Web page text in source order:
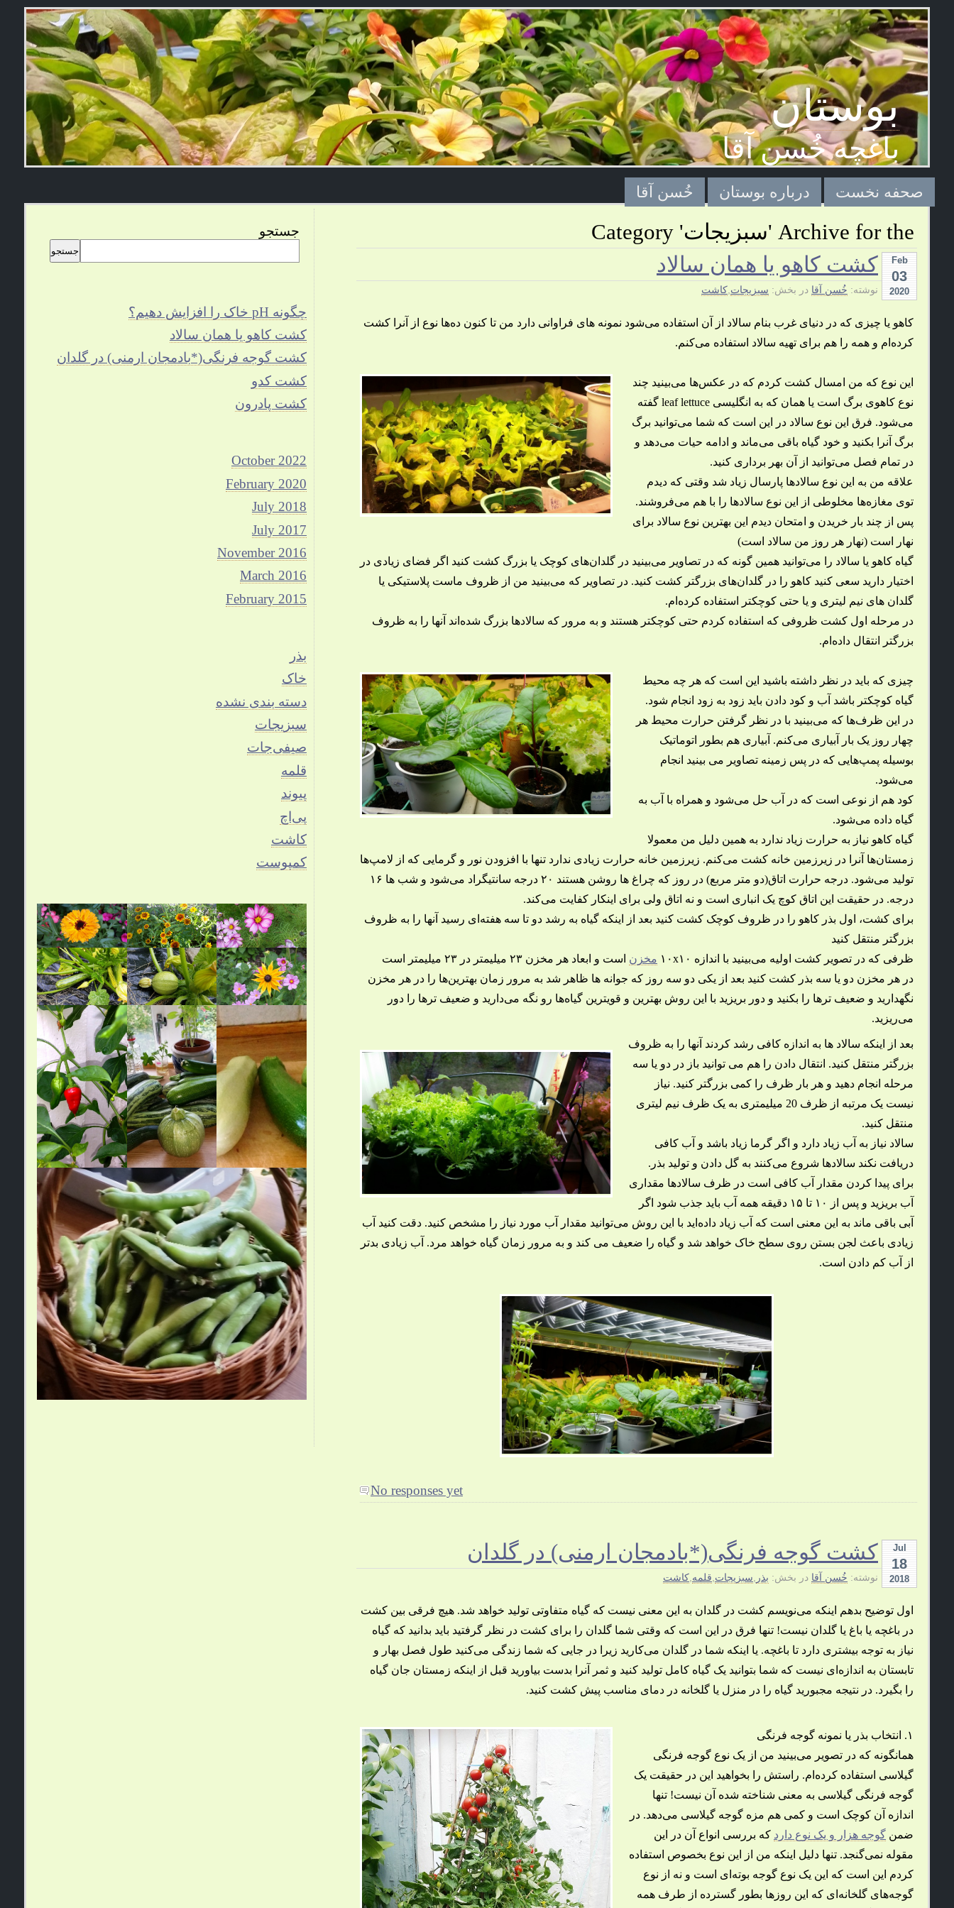
بوستان
باغچه خُسن آقا
صحفه نخست درباره بوستان خُسن آقا
Archive for the 'سبزیجات' Category
Feb
03
2020
کشت کاهو یا همان سالاد
نوشته: خُسن آقا در بخش: سبزیجات کاشت
کاهو یا چیزی که در دنیای غرب بنام سالاد از آن استفاده می‌شود نمونه های فراوانی دارد من تا کنون ده‌ها نوع از آنرا کشت
کرده‌ام و همه را هم برای تهیه سالاد استفاده می‌کنم.
این نوع که من امسال کشت کردم که در عکس‌ها می‌بینید چند
نوع کاهوی برگ است یا همان که به انگلیسی leaf lettuce گفته
می‌شود. فرق این نوع سالاد در این است که شما می‌توانید برگ
برگ آنرا بکنید و خود گیاه باقی می‌ماند و ادامه حیات می‌دهد و
در تمام فصل می‌توانید از آن بهر برداری کنید.
علاقه من به این نوع سالادها پارسال زیاد شد وقتی که دیدم
توی مغازه‌ها مخلوطی از این نوع سالادها را با هم می‌فروشند.
پس از چند بار خریدن و امتحان دیدم این بهترین نوع سالاد برای
نهار است (نهار هر روز من سالاد است)
گیاه کاهو یا سالاد را می‌توانید همین گونه که در تصاویر می‌بینید در گلدان‌های کوچک یا بزرگ کشت کنید اگر فضای زیادی در
اختیار دارید سعی کنید کاهو را در گلدان‌های بزرگتر کشت کنید. در تصاویر که می‌بینید من از ظروف ماست پلاستیکی یا
گلدان های نیم لیتری و یا حتی کوچکتر استفاده کرده‌ام.
در مرحله اول کشت ظروفی که استفاده کردم حتی کوچکتر هستند و به مرور که سالادها بزرگ شده‌اند آنها را به ظروف
بزرگتر انتقال داده‌ام.
چیزی که باید در نظر داشته باشید این است که هر چه محیط
گیاه کوچکتر باشد آب و کود دادن باید زود به زود انجام شود.
در این ظرف‌ها که می‌بینید با در نظر گرفتن حرارت محیط هر
چهار روز یک بار آبیاری می‌کنم. آبیاری هم بطور اتوماتیک
بوسیله پمپ‌هایی که در پس زمینه تصاویر می بینید انجام
می‌شود.
کود هم از نوعی است که در آب حل می‌شود و همراه با آب به
گیاه داده می‌شود.
گیاه کاهو نیاز به حرارت زیاد ندارد به همین دلیل من معمولا
زمستان‌ها آنرا در زیرزمین خانه کشت می‌کنم. زیرزمین خانه حرارت زیادی ندارد تنها با افزودن نور و گرمایی که از لامپ‌ها
تولید می‌شود. درجه حرارت اتاق(دو متر مربع) در روز که چراغ ها روشن هستند ۲۰ درجه سانتیگراد می‌شود و شب ها ۱۶
درجه. در حقیقت این اتاق کوچ یک انباری است و نه اتاق ولی برای اینکار کفایت می‌کند.
برای کشت، اول بذر کاهو را در ظروف کوچک کشت کنید بعد از اینکه گیاه به رشد دو تا سه هفته‌ای رسید آنها را به ظروف
بزرگتر منتقل کنید
ظرفی که در تصویر کشت اولیه می‌بینید با اندازه ۱۰x۱۰
مخزن است و ابعاد هر مخزن ۲۳ میلیمتر در ۲۳ میلیمتر است
در هر مخزن دو یا سه بذر کشت کنید بعد از یکی دو سه روز که جوانه ها ظاهر شد به مرور زمان بهترین‌ها را در هر مخزن
نگهدارید و ضعیف ترها را بکنید و دور بریزید با این روش بهترین و قویترین گیاه‌ها رو نگه می‌دارید و ضعیف ترها را دور
می‌ریزید.
بعد از اینکه سالاد ها به اندازه کافی رشد کردند آنها را به ظروف
بزرگتر منتقل کنید. انتقال دادن را هم می توانید باز در دو یا سه
مرحله انجام دهید و هر بار ظرف را کمی بزرگتر کنید. نیاز
نیست یک مرتبه از ظرف 20 میلیمتری به یک ظرف نیم لیتری
منتقل کنید.
سالاد نیاز به آب زیاد دارد و اگر گرما زیاد باشد و آب کافی
دریافت نکند سالادها شروع می‌کنند به گل دادن و تولید بذر.
برای پیدا کردن مقدار آب کافی است در ظرف سالادها مقداری
آب بریزید و پس از ۱۰ تا ۱۵ دقیقه همه آب باید جذب شود اگر
آبی باقی ماند به این معنی است که آب زیاد داده‌اید با این روش می‌توانید مقدار آب مورد نیاز را مشخص کنید. دقت کنید آب
زیادی باعث لجن بستن روی سطح خاک خواهد شد و گیاه را ضعیف می کند و به مرور زمان گیاه خواهد مرد. آب زیادی بدتر
از آب کم دادن است.
No responses yet
Jul
18
2018
کشت گوجه فرنگی(*بادمجان ارمنی) در گلدان
نوشته: خُسن آقا در بخش: بذر سبزیجات قلمه کاشت
اول توضیح بدهم اینکه می‌نویسم کشت در گلدان به این معنی نیست که گیاه متفاوتی تولید خواهد شد. هیچ فرقی بین کشت
در باغچه یا باغ یا گلدان نیست! تنها فرق در این است که وقتی شما گلدان را برای کشت در نظر گرفتید باید بدانید که گیاه
نیاز به توجه بیشتری دارد تا باغچه. یا اینکه شما در گلدان می‌کارید زیرا در جایی که شما زندگی می‌کنید طول فصل بهار و
تابستان به اندازه‌ای نیست که شما بتوانید یک گیاه کامل تولید کنید و ثمر آنرا بدست بیاورید قبل از اینکه زمستان جان گیاه
را بگیرد. در نتیجه مجبورید گیاه را در منزل یا گلخانه در دمای مناسب پیش کشت کنید.
۱. انتخاب بذر یا نمونه گوجه فرنگی
همانگونه که در تصویر می‌بینید من از یک نوع گوجه فرنگی
گیلاسی استفاده کرده‌ام. راستش را بخواهید این در حقیقت یک
گوجه فرنگی گیلاسی به معنی شناخته شده آن نیست! تنها
اندازه آن کوچک است و کمی هم مزه گوجه گیلاسی می‌دهد. در
ضمن گوجه هزار و یک نوع دارد که بررسی انواع آن در این
مقوله نمی‌گنجد. تنها دلیل اینکه من از این نوع بخصوص استفاده
کردم این است که این یک نوع گوجه بوته‌ای است و نه از نوع
گوجه‌های گلخانه‌ای که این روزها بطور گسترده از طرف همه
جستجو
جستجو
چگونه pH خاک را افزایش دهیم؟
کشت کاهو یا همان سالاد
کشت گوجه فرنگی(*بادمجان ارمنی) در گلدان
کشت کدو
کشت پادرون
October 2022
February 2020
July 2018
July 2017
November 2016
March 2016
February 2015
بذر
خاک
دسته بندی نشده
سبزیجات
صیفی‌جات
قلمه
پیوند
پی‌اچ
کاشت
کمپوست